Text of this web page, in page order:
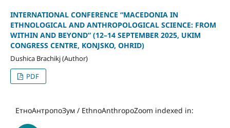
INTERNATIONAL CONFERENCE “MACEDONIA IN
ETHNOLOGICAL AND ANTHROPOLOGICAL SCIENCE: FROM
WITHIN AND BEYOND” (12–14 SEPTEMBER 2025, UKIM
CONGRESS CENTRE, KONJSKO, OHRID)
Dushica Brachikj (Author)
PDF
ЕтноАнтропоЗум / EthnoAnthropoZoom indexed in: